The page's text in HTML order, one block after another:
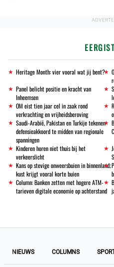
Heritage Month: vier vooral wat jij bent?
Panel belicht positie en kracht van
Inheemsen
OM eist tien jaar cel in zaak rond
verkrachting en vrijheidsberoving
Saudi-Arabië, Pakistan en Turkije tekenen
defensieakkoord te midden van regionale
spanningen
Kinderen horen niet thuis bij het
verkeerslicht
Kans op stevige onweersbuien in binnenland;
kust krijgt vooral korte buien
Column: Banken zetten met hogere ATM-
tarieven digitale economie op achterstand
NIEUWS COLUMNS